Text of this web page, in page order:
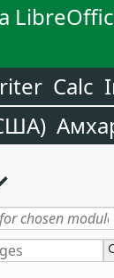
Calc